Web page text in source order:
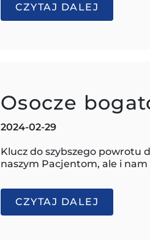
CZYTAJ DALEJ
Osocze
2024-02-29
Klucz do szybszego powrotu
naszym Pacjentom, ale i
CZYTAJ DALEJ